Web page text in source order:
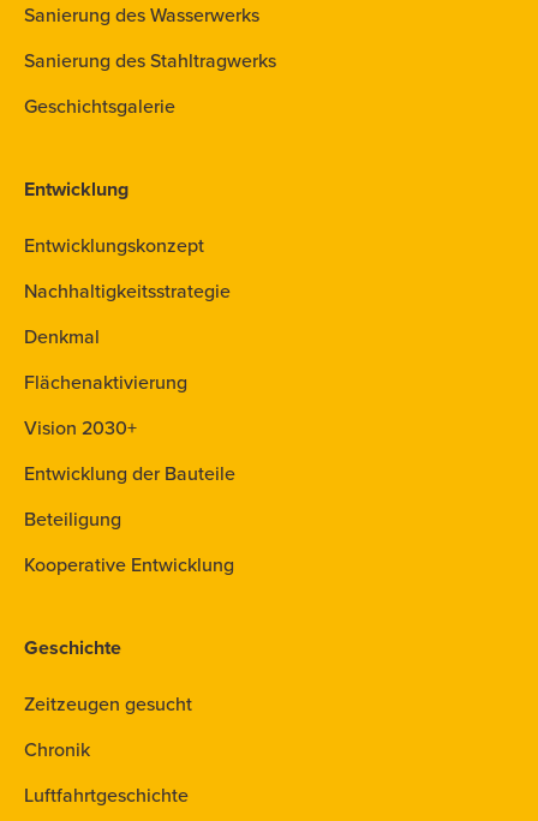
Sanierung des Wasserwerks
Sanierung des Stahltragwerks
Geschichtsgalerie
Entwicklung
Entwicklungskonzept
Nachhaltigkeitsstrategie
Denkmal
Flächenaktivierung
Vision 2030+
Entwicklung der Bauteile
Beteiligung
Kooperative Entwicklung
Geschichte
Zeitzeugen gesucht
Chronik
Luftfahrtgeschichte